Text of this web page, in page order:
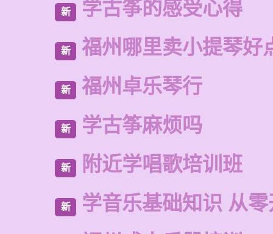
新 学古筝的感受心得
新 福州哪里卖小提琴好
新 福州卓乐琴行
新 学古筝麻烦吗
新 附近学唱歌培训班
新 学音乐基础知识 从